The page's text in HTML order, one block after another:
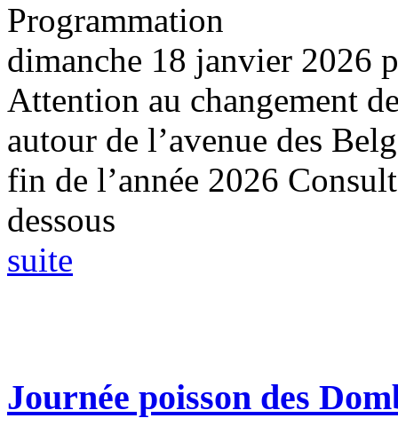
Programmation
dimanche 18 janvier 2026
Attention au changement
autour de l’avenue des
fin de l’année 2026
dessous
suite
Journée poisson des